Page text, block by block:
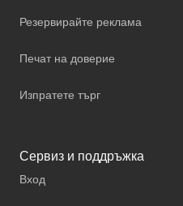
Резервирайте реклама
Печат на доверие
Изпратете търг
Сервиз и поддръжка
Вход